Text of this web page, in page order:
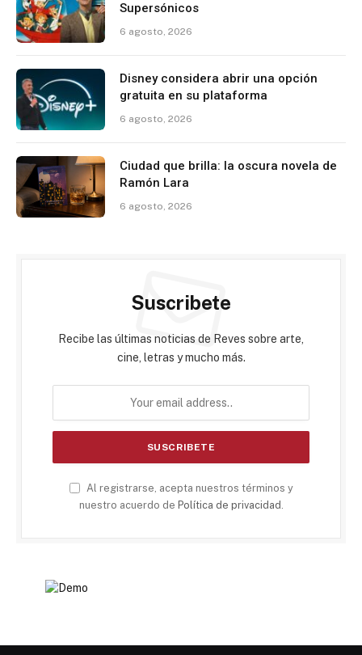
Supersónicos
6 agosto, 2026
Disney considera abrir una opción
gratuita en su plataforma
6 agosto, 2026
Ciudad que brilla: la oscura novela de
Ramón Lara
6 agosto, 2026
Suscribete
Recibe las últimas noticias de Reves sobre arte,
cine, letras y mucho más.
Al registrarse, acepta nuestros términos y
nuestro acuerdo de Política de privacidad .